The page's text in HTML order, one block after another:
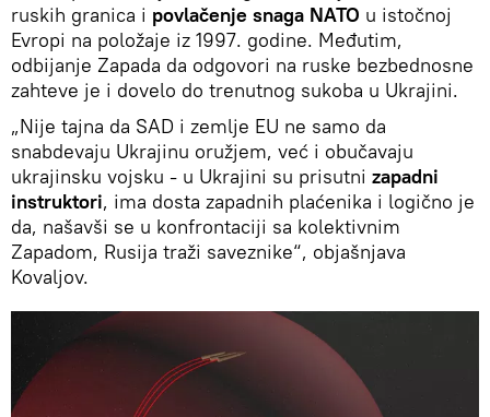
ruskih granica i povlačenje snaga NATO u istočnoj
Evropi na položaje iz 1997. godine. Međutim,
odbijanje Zapada da odgovori na ruske bezbednosne
zahteve je i dovelo do trenutnog sukoba u Ukrajini.
„Nije tajna da SAD i zemlje EU ne samo da
snabdevaju Ukrajinu oružjem, već i obučavaju
ukrajinsku vojsku - u Ukrajini su prisutni zapadni
instruktori, ima dosta zapadnih plaćenika i logično je
da, našavši se u konfrontaciji sa kolektivnim
Zapadom, Rusija traži saveznike“, objašnjava
Kovaljov.